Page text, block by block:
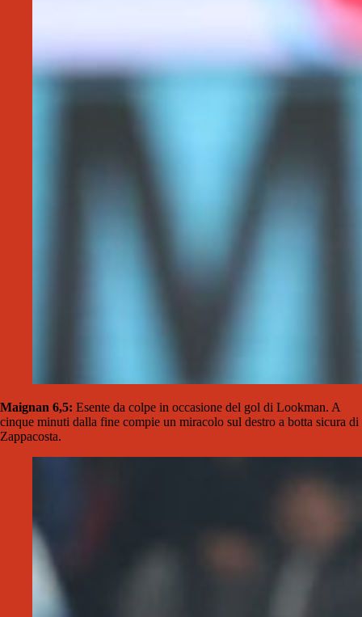
Maignan 6,5: Esente da colpe in occasione del gol di Lookman. A
cinque minuti dalla fine compie un miracolo sul destro a botta sicura di
Zappacosta.